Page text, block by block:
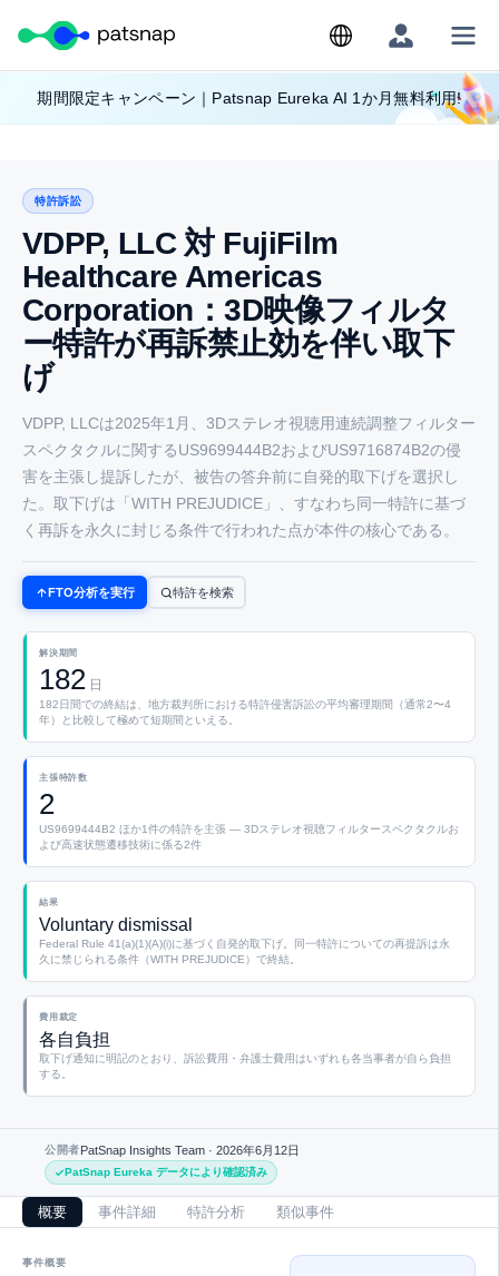
期間限定キャンペーン｜Patsnap Eureka AI 1か月無料利用!
特許訴訟
VDPP, LLC 対 FujiFilm
Healthcare Americas
Corporation：3D映像フィルタ
ー特許が再訴禁止効を伴い取下
げ
VDPP, LLCは2025年1月、3Dステレオ視聴用連続調整フィルター
スペクタクルに関するUS9699444B2およびUS9716874B2の侵
害を主張し提訴したが、被告の答弁前に自発的取下げを選択し
た。取下げは「WITH PREJUDICE」、すなわち同一特許に基づ
く再訴を永久に封じる条件で行われた点が本件の核心である。
FTO分析を実行 特許を検索
解決期間
182 日
182日間での終結は、地方裁判所における特許侵害訴訟の平均審理期間（通常2〜4
年）と比較して極めて短期間といえる。
主張特許数
2
US9699444B2 ほか1件の特許を主張 — 3Dステレオ視聴フィルタースペクタクルお
よび高速状態遷移技術に係る2件
結果
Voluntary dismissal
Federal Rule 41(a)(1)(A)(i)に基づく自発的取下げ。同一特許についての再提訴は永
久に禁じられる条件（WITH PREJUDICE）で終結。
費用裁定
各自負担
取下げ通知に明記のとおり、訴訟費用・弁護士費用はいずれも各当事者が自ら負担
する。
公開者PatSnap Insights Team · 2026年6月12日
PatSnap Eureka データにより確認済み
概要 事件詳細 特許分析 類似事件
事件概要